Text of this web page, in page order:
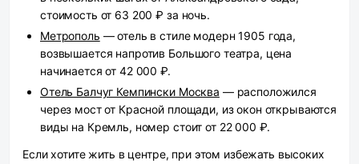
стоимость от 63 200 ₽ за ночь.
Метрополь — отель в стиле модерн 1905 года,
возвышается напротив Большого театра, цена
начинается от 42 000 ₽.
Отель Балчуг Кемпински Москва — расположился
через мост от Красной площади, из окон открываются
виды на Кремль, номер стоит от 22 000 ₽.
Если хотите жить в центре, при этом избежать высоких